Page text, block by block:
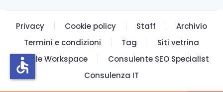
Privacy Cookie policy Staff
Archivio
Termini e condizioni
Tag
Siti vetrina
Google Workspace
Consulente SEO Specialist
Consulenza IT
accessible